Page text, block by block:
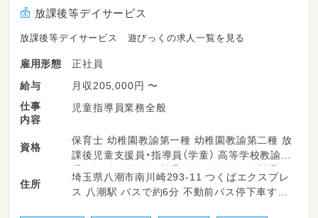
アップしたい！そんな方のご要望にもお応えで
きます。
放課後等デイサービス
放課後等デイサービス 遊びっくの求人一覧を見る
雇用形態
正社員
給与
月収205,000円 〜
仕事
内容
児童指導員業務全般
資格
保育士 幼稚園教諭第一種 幼稚園教諭第二種 放
課後児童支援員・指導員（学童） 高等学校教諭普
通免許 中学校教諭普通免許 小学校教諭普通免
許 普通自動車運転免許
住所
埼玉県八潮市南川崎293-11 つくばエクスプレ
ス 八潮駅 バスで約6分 不動前バス停下車すぐ